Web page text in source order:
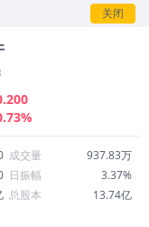
关闭
成交量
937.83万
日振幅
3.37%
总股本
13.74亿